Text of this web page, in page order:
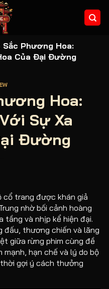
Sắc Phương Hoa:
Của Đại Đường
Hoa:
Sự Xa
Đường
cổ trang được khán giả
nhờ bối cảnh hoàng
tầng và nhịp kể hiện đại.
đấu, thương chiến và lãng
giữa rừng phim cùng đề
mạnh, hạn chế và lý do bộ
gợi ý cách thưởng